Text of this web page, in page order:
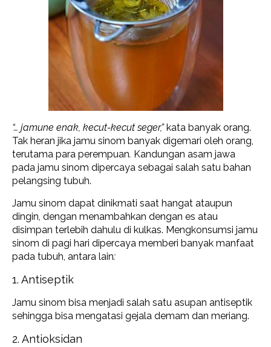
“… jamune enak, kecut-kecut seger,”kata banyak orang.
Tak heran jika jamu sinom banyak digemari oleh orang,
terutama para perempuan. Kandungan asam jawa
pada jamu sinom dipercaya sebagai salah satu bahan
pelangsing tubuh.
Jamu sinom dapat dinikmati saat hangat ataupun
dingin, dengan menambahkan dengan es atau
disimpan terlebih dahulu di kulkas. Mengkonsumsi jamu
sinom di pagi hari dipercaya memberi banyak manfaat
pada tubuh, antara lain:
1. Antiseptik
Jamu sinom bisa menjadi salah satu asupan antiseptik
sehingga bisa mengatasi gejala demam dan meriang.
2. Antioksidan